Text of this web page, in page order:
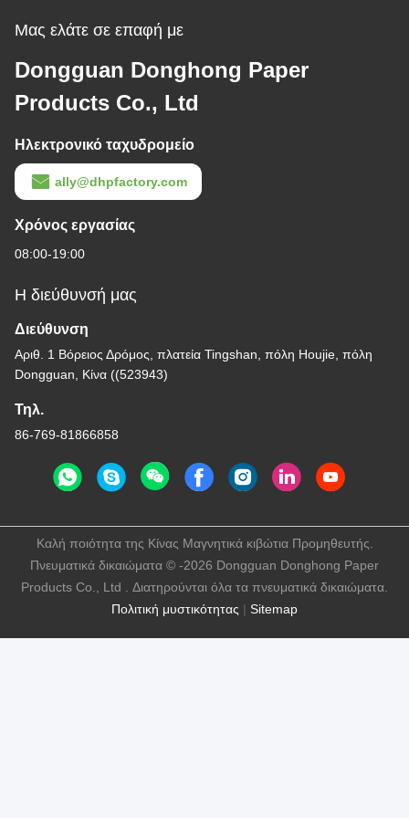
Μας ελάτε σε επαφή με
Dongguan Donghong Paper
Products Co., Ltd
Ηλεκτρονικό ταχυδρομείο
ally@dhpfactory.com
Χρόνος εργασίας
08:00-19:00
Η διεύθυνσή μας
Διεύθυνση
Αριθ. 1 Βόρειος Δρόμος, πλατεία Tingshan, πόλη Houjie, πόλη
Dongguan, Κίνα ((523943)
Τηλ.
86-769-81866858
Πολιτική μυστικότητας | Sitemap
Καλή ποιότητα της Κίνας Μαγνητικά κιβώτια Προμηθευτής.
Πνευματικά δικαιώματα © -2026 Dongguan Donghong Paper
Products Co., Ltd . Διατηρούνται όλα τα πνευματικά δικαιώματα.